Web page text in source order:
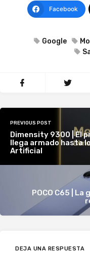
Facebook
Google
PREVIOUS POST
Dimensity 9300 | El
llega armado hasta
Artificial
POCO C65 |
DEJA UNA RESPUESTA